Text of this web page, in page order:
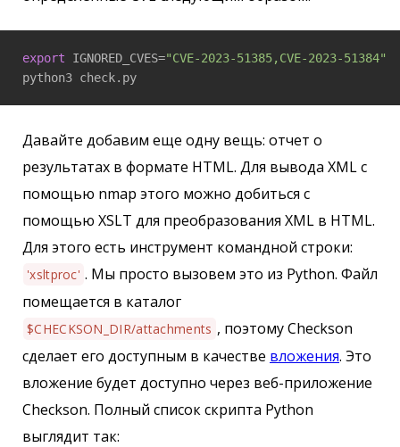
export IGNORED_CVES="CVE-2023-51385,CVE-2023-51384"
python3 check.py
Давайте добавим еще одну вещь: отчет о
результатах в формате HTML. Для вывода XML с
помощью nmap этого можно добиться с
помощью XSLT для преобразования XML в HTML.
Для этого есть инструмент командной строки:
'xsltproc' . Мы просто вызовем это из Python. Файл
помещается в каталог
$CHECKSON_DIR/attachments , поэтому Checkson
сделает его доступным в качестве вложения. Это
вложение будет доступно через веб-приложение
Checkson. Полный список скрипта Python
выглядит так: